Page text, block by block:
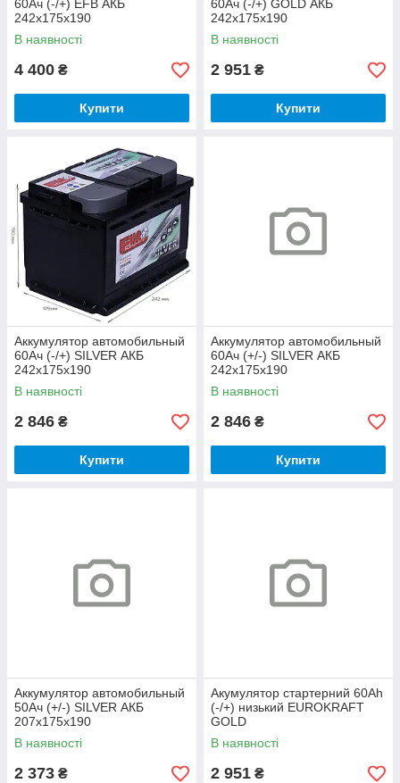
60Ач (-/+) EFB АКБ
242x175x190
В наявності
4 400 ₴
Купити
60Ач (-/+) GOLD АКБ
242x175x190
В наявності
2 951 ₴
Купити
Аккумулятор автомобильный
60Ач (-/+) SILVER АКБ
242x175x190
В наявності
2 846 ₴
Купити
Аккумулятор автомобильный
60Ач (+/-) SILVER АКБ
242x175x190
В наявності
2 846 ₴
Купити
Аккумулятор автомобильный
50Ач (+/-) SILVER АКБ
207x175x190
В наявності
2 373 ₴
Акумулятор стартерний 60Ah
(-/+) низький EUROKRAFT
GOLD
В наявності
2 951 ₴